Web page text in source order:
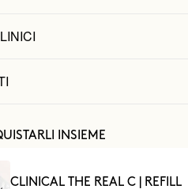
INSIEME
CLINICAL THE REAL C | REFILL